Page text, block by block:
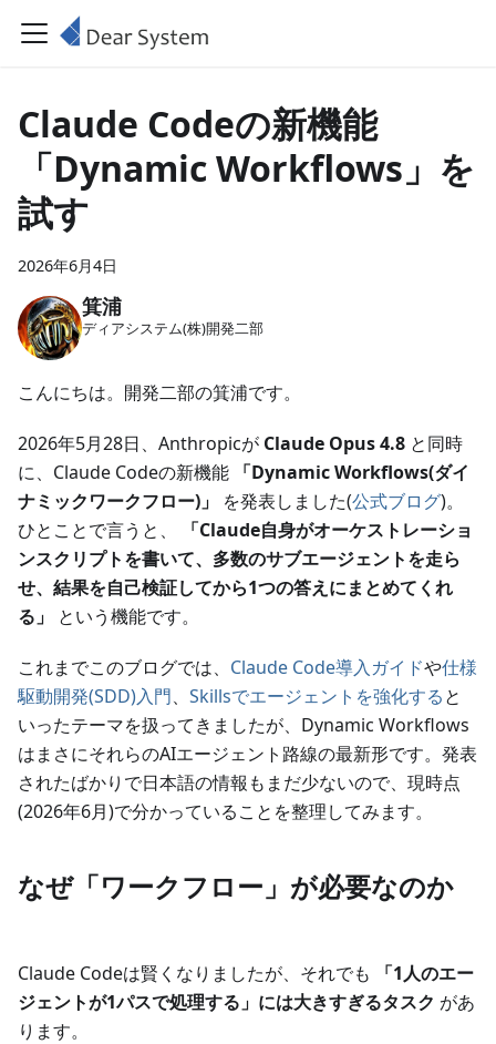
Claude Codeの新機能
「Dynamic Workflows」を
試す
2026年6月4日
箕浦
ディアシステム(株)開発二部
こんにちは。開発二部の箕浦です。
2026年5月28日、Anthropicが Claude Opus 4.8 と同時
に、Claude Codeの新機能 「Dynamic Workflows(ダイ
ナミックワークフロー)」
を発表しました(公式ブログ)。
ひとことで言うと、
「Claude自身がオーケストレーショ
ンスクリプトを書いて、多数のサブエージェントを走ら
せ、結果を自己検証してから1つの答えにまとめてくれ
る」
という機能です。
これまでこのブログでは、 Claude Code導入ガイドや仕様
駆動開発(SDD)入門、 Skillsでエージェントを強化すると
いったテーマを扱ってきましたが、Dynamic Workflows
はまさにそれらのAIエージェント路線の最新形です。発表
されたばかりで日本語の情報もまだ少ないので、現時点
(2026年6月)で分かっていることを整理してみます。
なぜ「ワークフロー」が必要なのか
Claude Codeは賢くなりましたが、それでも
「1人のエー
ジェントが1パスで処理する」には大きすぎるタスク があ
ります。